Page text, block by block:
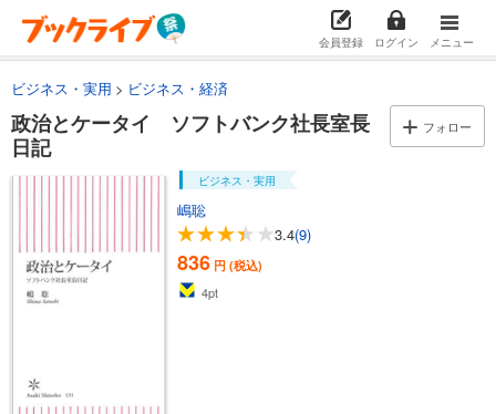
会員登録 ログイン メニュー
ビジネス・実用 ビジネス・経済
政治とケータイ ソフトバンク社長室長
日記
フォロー
ビジネス・実用
嶋聡
3.4(9)
836 円 (税込)
4pt